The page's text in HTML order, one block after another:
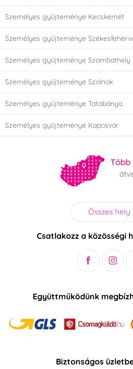
Személyes gyűjteménye Kecskemét
Személyes gyűjteménye
Személyes gyűjteménye Szombathely
Személyes gyűjteménye Szolnok
Személyes gyűjteménye Tatabánya
Személyes gyűjteménye Kaposvár
Több
Összes hely
Csatlakozz a közösségi
Együttműködünk
Biztonságos